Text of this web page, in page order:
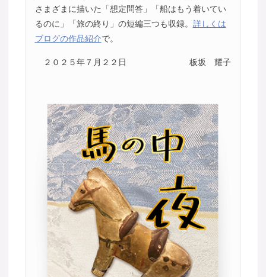
さまざまに描いた「想定問答」「船はもう着いてい
るのに」「旅の終り」の短編三つも収録。 詳しくは
ブログの作品紹介で。
２０２５年７月２２日 板坂 耀子